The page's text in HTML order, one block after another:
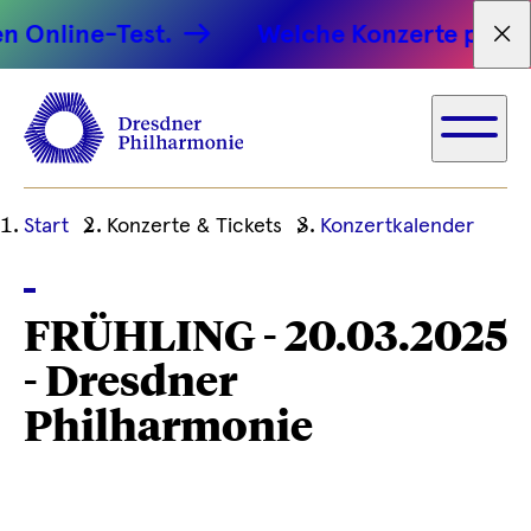
Online-Test. Welche Konzerte
Ihre
Position
Start Konzerte & Tickets Konzertkalender
FRÜHLING - 20.03.2025
- Dresdner
Philharmonie